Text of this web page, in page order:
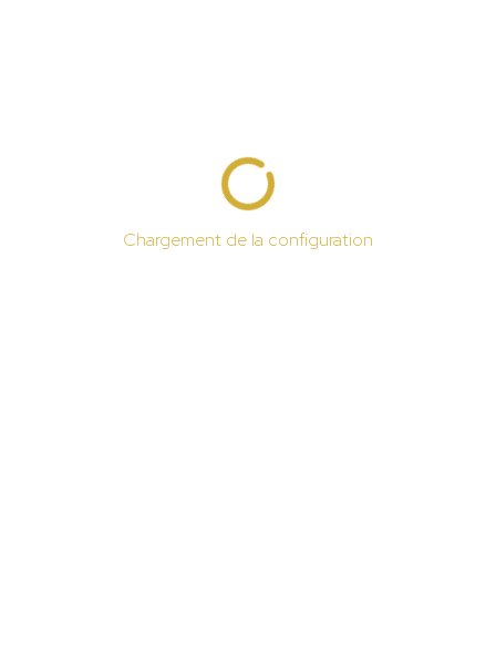
Chargement de la configuration